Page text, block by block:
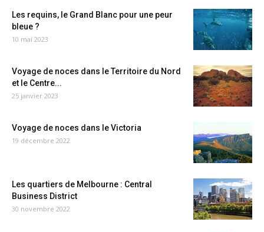
Les requins, le Grand Blanc pour une peur
bleue ?
10 mai 2023
Voyage de noces dans le Territoire du Nord
et le Centre...
25 janvier 2023
Voyage de noces dans le Victoria
19 décembre 2022
Les quartiers de Melbourne : Central
Business District
30 novembre 2022